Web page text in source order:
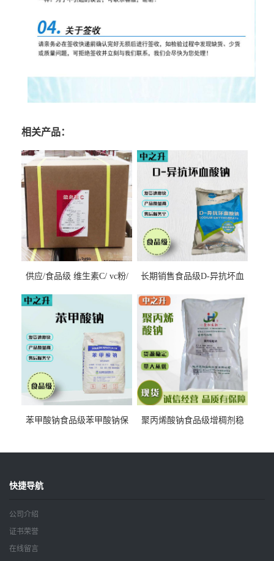
相关产品：
供应/食品级 维生素C/ vc粉/
长期销售食品级D-异抗坏血
苯甲酸钠食品级苯甲酸钠保
聚丙烯酸钠食品级增稠剂稳
快捷导航
公司介绍
证书荣誉
在线留言